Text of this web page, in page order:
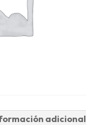
adicional